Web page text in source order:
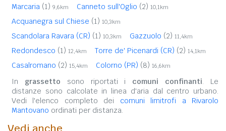
Marcaria (1) 9,6km Canneto sull'Oglio (2) 10,1km
Acquanegra sul Chiese (1) 10,3km
Scandolara Ravara (CR) (1) 10,3km Gazzuolo (2) 11,4km
Redondesco (1) 12,4km Torre de' Picenardi (CR) (2) 14,1km
Casalromano (2) 15,4km Colorno (PR) (8) 16,6km
In grassetto sono riportati i comuni confinanti. Le
distanze sono calcolate in linea d'aria dal centro urbano.
Vedi l'elenco completo dei comuni limitrofi a Rivarolo
Mantovano ordinati per distanza.
Vedi anche